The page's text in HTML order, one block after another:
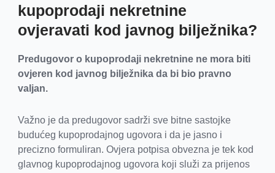
kupoprodaji nekretnine
ovjeravati kod javnog bilježnika?
Predugovor o kupoprodaji nekretnine ne mora biti
ovjeren kod javnog bilježnika da bi bio pravno
valjan.
Važno je da predugovor sadrži sve bitne sastojke
budućeg kupoprodajnog ugovora i da je jasno i
precizno formuliran. Ovjera potpisa obvezna je tek kod
glavnog kupoprodajnog ugovora koji služi za prijenos